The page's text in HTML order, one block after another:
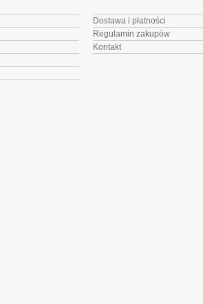
Dostawa i płatności
Regulamin zakupów
Kontakt